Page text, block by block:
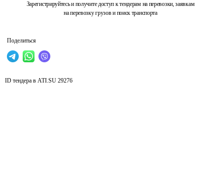
Зарегистрируйтесь и получите доступ к тендерам на перевозки, заявкам
на перевозку грузов и поиск транспорта
Поделиться
ID тендера в ATI.SU 29276